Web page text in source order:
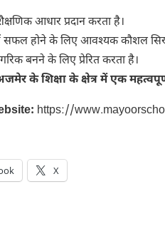
आधार प्रदान करता है।
सफल होने के लिए आवश्यक कौशल
बनने के लिए प्रेरित करता है।
के शिक्षा के क्षेत्र में एक
https://
X